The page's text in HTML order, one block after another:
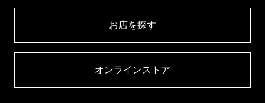
お店を探す​
オンラインストア​